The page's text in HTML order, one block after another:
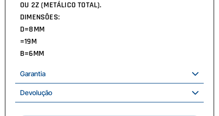
OU 2Z (METÁLICO TOTAL).
DIMENSÕES:
D=8MM
=19M
B=6MM
Garantia
Devolução